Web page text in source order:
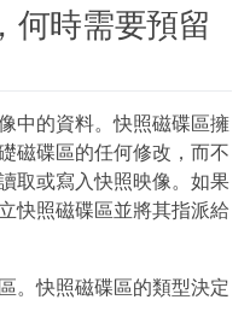
何時需要預留
中的資料。快照磁碟區擁
磁碟區的任何修改，而不
取或寫入快照映像。如果
快照磁碟區並將其指派給
。快照磁碟區的類型決定